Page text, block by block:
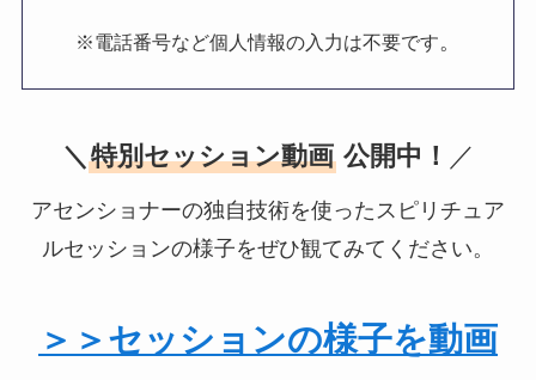
※電話番号など個人情報の入力は不要です。
＼ 特別セッション動画公開中！ ／
アセンショナーの独自技術を使ったスピリチュア
ルセッションの様子をぜひ観てみてください。
＞＞セッションの様子を動画